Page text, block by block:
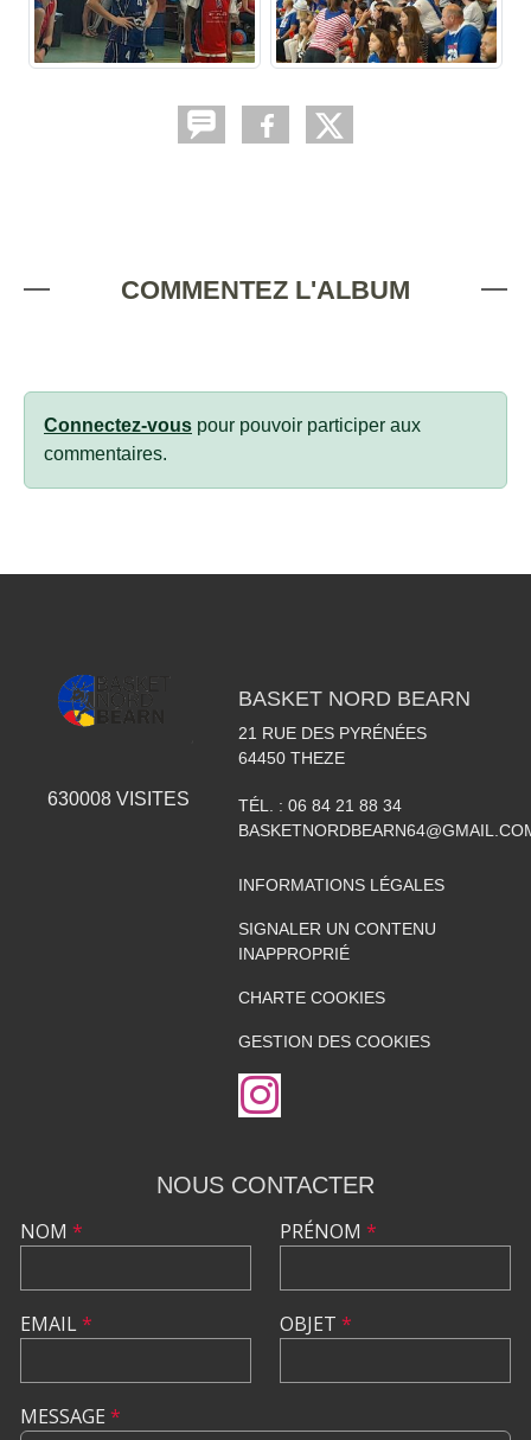
COMMENTEZ L'ALBUM
Connectez-vous pour pouvoir participer aux
commentaires.
630008 VISITES
BASKET NORD BEARN
21 RUE DES PYRÉNÉES
64450 THEZE
TÉL. : 06 84 21 88 34
INFORMATIONS LÉGALES
SIGNALER UN CONTENU
INAPPROPRIÉ
CHARTE COOKIES
GESTION DES COOKIES
NOUS CONTACTER
NOM *
EMAIL*
PRÉNOM *
OBJET *
MESSAGE *